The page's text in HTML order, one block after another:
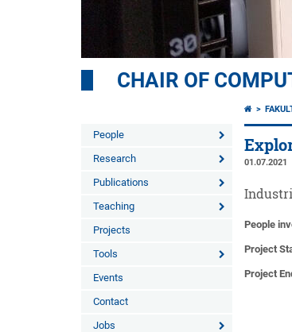
CHAIR OF
People
Research
Publications
Teaching
Projects
Tools
Events
Contact
Jobs
01.07.2021
People
Project
Project